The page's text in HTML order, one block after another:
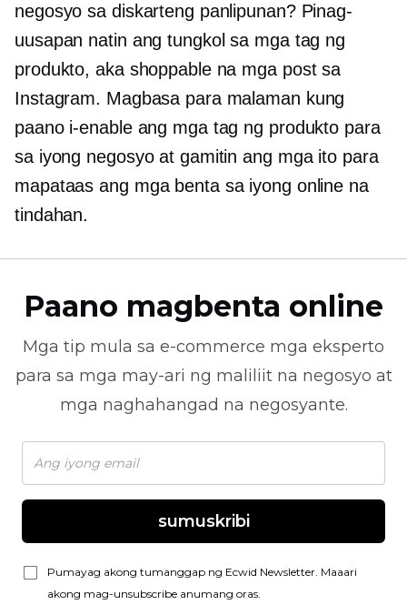
negosyo sa diskarteng panlipunan? Pinag-
uusapan natin ang tungkol sa mga tag ng
produkto, aka shoppable na mga post sa
Instagram. Magbasa para malaman kung
paano i-enable ang mga tag ng produkto para
sa iyong negosyo at gamitin ang mga ito para
mapataas ang mga benta sa iyong online na
tindahan.
Paano magbenta online
Mga tip mula sa e-commerce mga eksperto
para sa mga may-ari ng maliliit na negosyo at
mga naghahangad na negosyante.
sumuskribi
Pumayag akong tumanggap ng Ecwid Newsletter. Maaari
akong mag-unsubscribe anumang oras.